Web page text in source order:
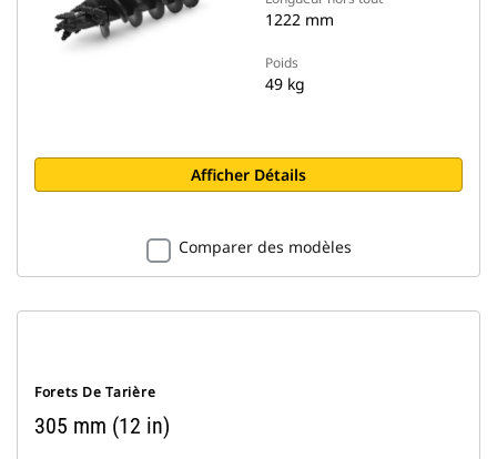
1222 mm
Poids
49 kg
Afficher Détails
Comparer des modèles
Forets De Tarière
305 mm (12 in)